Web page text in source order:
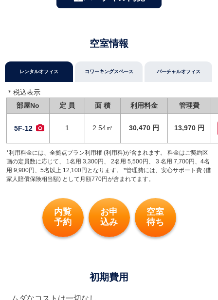
空室情報
レンタルオフィス コワーキングスペース バーチャルオフィス
＊税込表⽰
部屋No
定 員 面 積 利用料金 管理費
5F-12 1 2.54㎡ 30,470 円 13,970 円
*利用料金には、全拠点プラン利用権 (利用料)が含まれます。 料金はご契約区
画の定員数に応じて、 1名用 3,300円、 2名用 5,500円、 3 名用 7,700円、4名
用 9,900円、5名以上 12,100円となります。 *管理費には、安心サポート費 (借
家人賠償保険相当額) として月額770円が含まれてます。
内覧
予約
お申
込み
空室
待ち
初期費用